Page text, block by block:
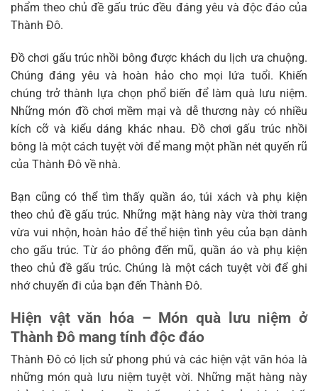
phẩm theo chủ đề gấu trúc đều đáng yêu và độc đáo của
Thành Đô.
Đồ chơi gấu trúc nhồi bông được khách du lịch ưa chuộng.
Chúng đáng yêu và hoàn hảo cho mọi lứa tuổi. Khiến
chúng trở thành lựa chọn phổ biến để làm quà lưu niệm.
Những món đồ chơi mềm mại và dễ thương này có nhiều
kích cỡ và kiểu dáng khác nhau. Đồ chơi gấu trúc nhồi
bông là một cách tuyệt vời để mang một phần nét quyến rũ
của Thành Đô về nhà.
Bạn cũng có thể tìm thấy quần áo, túi xách và phụ kiện
theo chủ đề gấu trúc. Những mặt hàng này vừa thời trang
vừa vui nhộn, hoàn hảo để thể hiện tình yêu của bạn dành
cho gấu trúc. Từ áo phông đến mũ, quần áo và phụ kiện
theo chủ đề gấu trúc. Chúng là một cách tuyệt vời để ghi
nhớ chuyến đi của bạn đến Thành Đô.
Hiện vật văn hóa – Món quà lưu niệm ở
Thành Đô mang tính độc đáo
Thành Đô có lịch sử phong phú và các hiện vật văn hóa là
những món quà lưu niệm tuyệt vời. Những mặt hàng này